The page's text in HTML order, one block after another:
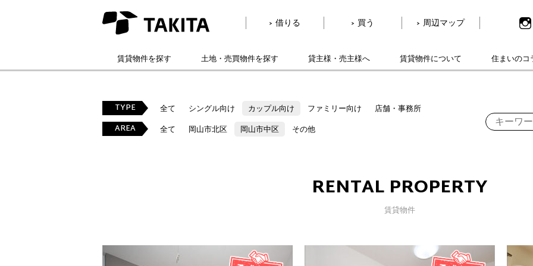
借りる 買う 周辺マップ
賃貸物件を探す 土地・売買物件を探す 貸主様・売主様へ 賃貸物件について 住まいのコ
TYPE 全て シングル向け カップル向け ファミリー向け 店舗・事務所
AREA 全て 岡山市北区 岡山市中区 その他
RENTAL PROPERTY
賃貸物件